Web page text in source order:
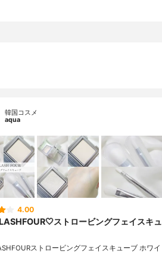
韓国コスメ
aqua
4.00
ストロービングフェイスキュ
ストロービングフェイスキューブ ホワイ